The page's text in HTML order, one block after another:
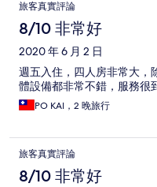
旅客真實評論
8/10 非常好
2020 年 6 月 2 日
週五入住，四人房非常大，
體設備都非常不錯，服務很
PO KAI，2 晚旅行
旅客真實評論
8/10 非常好